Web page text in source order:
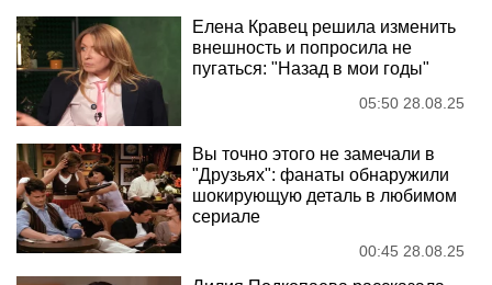
Елена Кравец решила изменить
внешность и попросила не
пугаться: "Назад в мои годы"
05:50 28.08.25
Вы точно этого не замечали в
"Друзьях": фанаты обнаружили
шокирующую деталь в любимом
сериале
00:45 28.08.25